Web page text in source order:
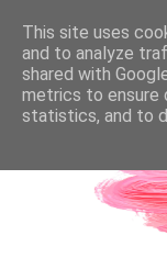
This site uses
and to analyze
shared with
metrics to ensure
statistics, and to